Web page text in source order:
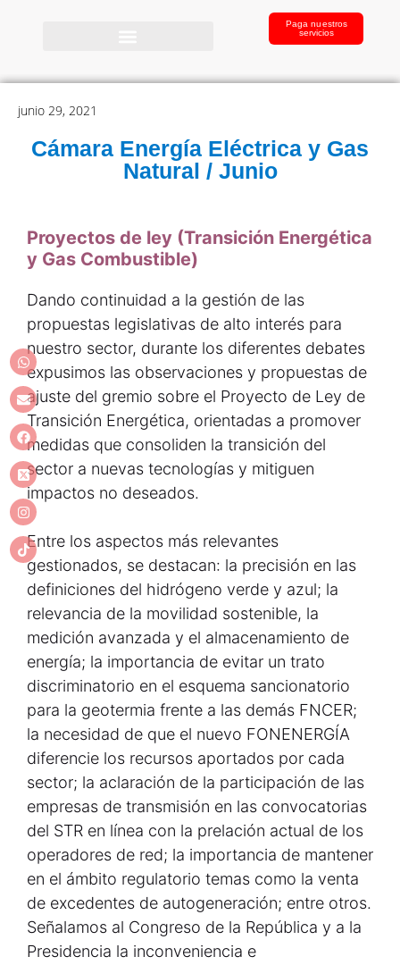
Paga nuestros
servicios
junio 29, 2021
Cámara Energía Eléctrica y Gas
Natural / Junio
Proyectos de ley (Transición Energética
y Gas Combustible)
Dando continuidad a la gestión de las
propuestas legislativas de alto interés para
nuestro sector, durante los diferentes debates
expusimos las observaciones y propuestas de
ajuste del gremio sobre el Proyecto de Ley de
Transición Energética, orientadas a promover
medidas que consoliden la transición del
sector a nuevas tecnologías y mitiguen
impactos no deseados.
Entre los aspectos más relevantes
gestionados, se destacan: la precisión en las
definiciones del hidrógeno verde y azul; la
relevancia de la movilidad sostenible, la
medición avanzada y el almacenamiento de
energía; la importancia de evitar un trato
discriminatorio en el esquema sancionatorio
para la geotermia frente a las demás FNCER;
la necesidad de que el nuevo FONENERGÍA
diferencie los recursos aportados por cada
sector; la aclaración de la participación de las
empresas de transmisión en las convocatorias
del STR en línea con la prelación actual de los
operadores de red; la importancia de mantener
en el ámbito regulatorio temas como la venta
de excedentes de autogeneración; entre otros.
Señalamos al Congreso de la República y a la
Presidencia la inconveniencia e